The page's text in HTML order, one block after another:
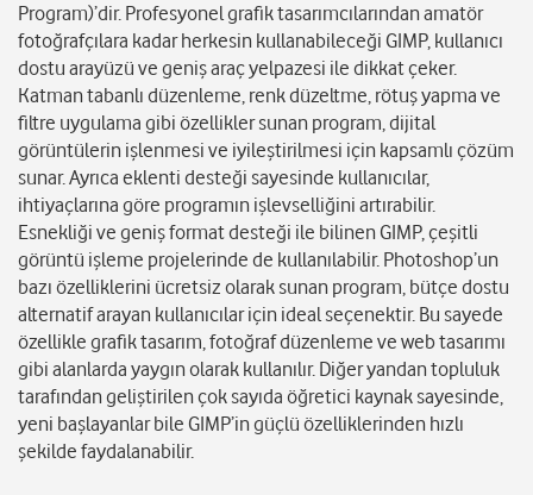
Program)’dir. Profesyonel grafik tasarımcılarından amatör
fotoğrafçılara kadar herkesin kullanabileceği GIMP, kullanıcı
dostu arayüzü ve geniş araç yelpazesi ile dikkat çeker.
Katman tabanlı düzenleme, renk düzeltme, rötuş yapma ve
filtre uygulama gibi özellikler sunan program, dijital
görüntülerin işlenmesi ve iyileştirilmesi için kapsamlı çözüm
sunar. Ayrıca eklenti desteği sayesinde kullanıcılar,
ihtiyaçlarına göre programın işlevselliğini artırabilir.
Esnekliği ve geniş format desteği ile bilinen GIMP, çeşitli
görüntü işleme projelerinde de kullanılabilir. Photoshop’un
bazı özelliklerini ücretsiz olarak sunan program, bütçe dostu
alternatif arayan kullanıcılar için ideal seçenektir. Bu sayede
özellikle grafik tasarım, fotoğraf düzenleme ve web tasarımı
gibi alanlarda yaygın olarak kullanılır. Diğer yandan topluluk
tarafından geliştirilen çok sayıda öğretici kaynak sayesinde,
yeni başlayanlar bile GIMP’in güçlü özelliklerinden hızlı
şekilde faydalanabilir.